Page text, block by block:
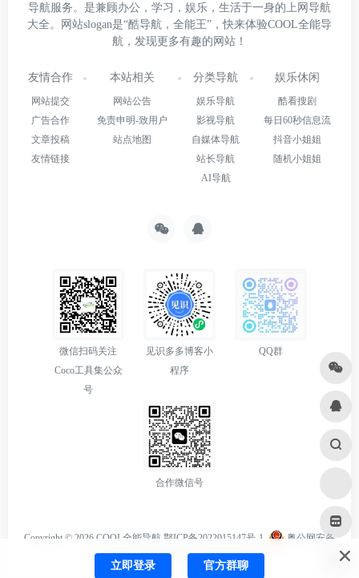
导航服务。是兼顾办公，学习，娱乐，生活于一身的上网导航
大全。网站slogan是“酷导航，全能王”，快来体验COOL全能导
航，发现更多有趣的网站！
友情合作
网站提交
广告合作
文章投稿
友情链接
本站相关
网站公告
免责申明-致用户
站点地图
分类导航
娱乐导航
影视导航
自媒体导航
站长导航
AI导航
娱乐休闲
酷看搜剧
每日60秒信息流
抖音小姐姐
随机小姐姐
微信扫码关注
Coco工具集公众
号
见识多多博客小
程序
QQ群
合作微信号
Copyright © 2026 COOL全能导航 鄂ICP备2022015147号-1
粤公网安备
44010602012197号
OneNav强力驱动
立即登录 官方群聊